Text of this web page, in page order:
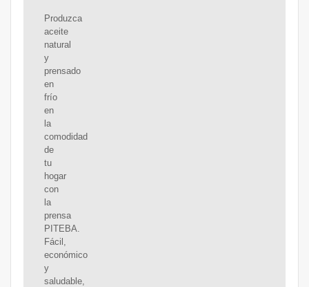
Produzca
aceite
natural
y
prensado
en
frío
en
la
comodidad
de
tu
hogar
con
la
prensa
PITEBA.
Fácil,
económico
y
saludable,